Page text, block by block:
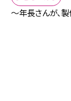
〜年長さんが、